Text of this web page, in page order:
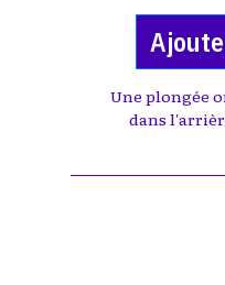
Une plongée
dans